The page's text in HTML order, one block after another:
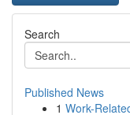
Search
Published News
1 Work-